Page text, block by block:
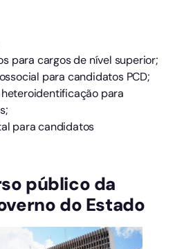
para cargos de nível superior;
para candidatos PCD;
para
para candidatos
público da
do Estado